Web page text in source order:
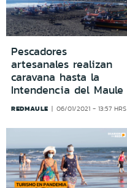
Pescadores
artesanales realizan
caravana hasta la
Intendencia del Maule
REDMAULE 06/01/2021 - 13:57 HRS